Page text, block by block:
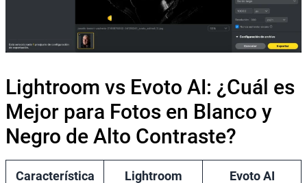
Lightroom vs Evoto AI: ¿Cuál es
Mejor para Fotos en Blanco y
Negro de Alto Contraste?
Característica Lightroom Evoto AI